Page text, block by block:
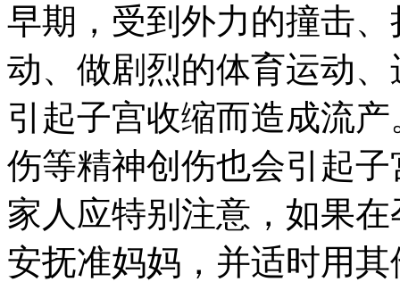
早期，受到外力的撞击
动、做剧烈的体育运动
引起子宫收缩而造成流
伤等精神创伤也会引起
家人应特别注意，如果
安抚准妈妈，并适时用